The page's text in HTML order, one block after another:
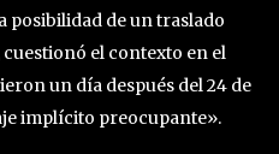
posibilidad de un traslado
el contexto en el
un día después del 24 de
implícito preocupante».